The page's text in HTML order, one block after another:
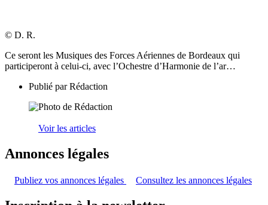
© D. R.
Ce seront les Musiques des Forces Aériennes de Bordeaux qui
participeront à celui-ci, avec l’Ochestre d’Harmonie de l’ar…
Publié parRédaction
Voir les articles
Annonces légales
Publiez vos annonces légales Consultez les annonces légales